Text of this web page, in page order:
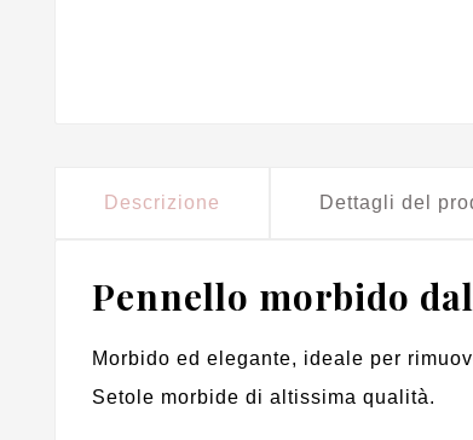
Descrizione Dettagli del
Pennello morbido
Morbido ed elegante, ideale per
Setole morbide di altissima qualità.